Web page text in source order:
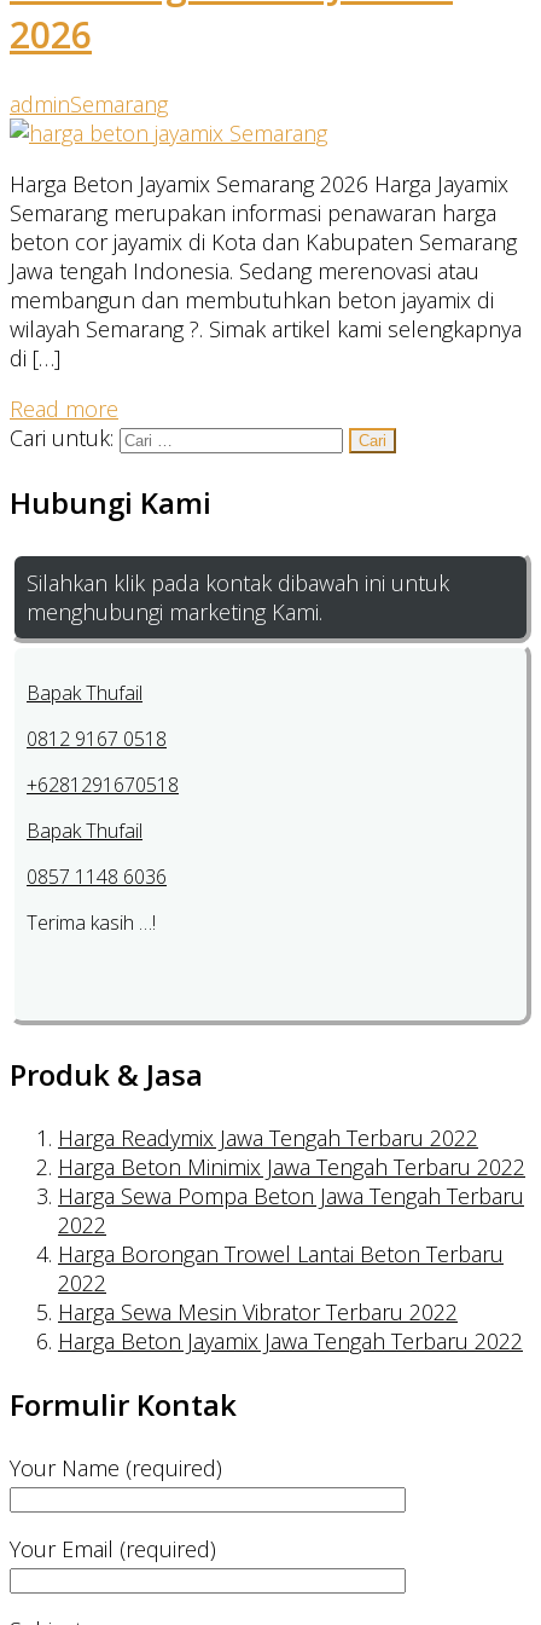
2026
adminSemarang
Harga Beton Jayamix Semarang 2026 Harga Jayamix
Semarang merupakan informasi penawaran harga
beton cor jayamix di Kota dan Kabupaten Semarang
Jawa tengah Indonesia. Sedang merenovasi atau
membangun dan membutuhkan beton jayamix di
wilayah Semarang ?. Simak artikel kami selengkapnya
di […]
Read more
Cari untuk:
Hubungi Kami
Silahkan klik pada kontak dibawah ini untuk
menghubungi marketing Kami.
Bapak Thufail
0812 9167 0518
+6281291670518
Bapak Thufail
0857 1148 6036
Terima kasih …!
Produk & Jasa
Harga Readymix Jawa Tengah Terbaru 2022
Harga Beton Minimix Jawa Tengah Terbaru 2022
Harga Sewa Pompa Beton Jawa Tengah Terbaru
2022
Harga Borongan Trowel Lantai Beton Terbaru
2022
Harga Sewa Mesin Vibrator Terbaru 2022
Harga Beton Jayamix Jawa Tengah Terbaru 2022
Formulir Kontak
Your Name (required)
Your Email (required)